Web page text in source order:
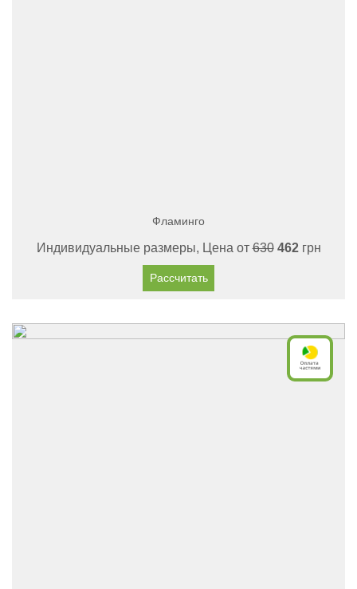
Фламинго
Индивидуальные размеры, Цена от630 462грн
Рассчитать